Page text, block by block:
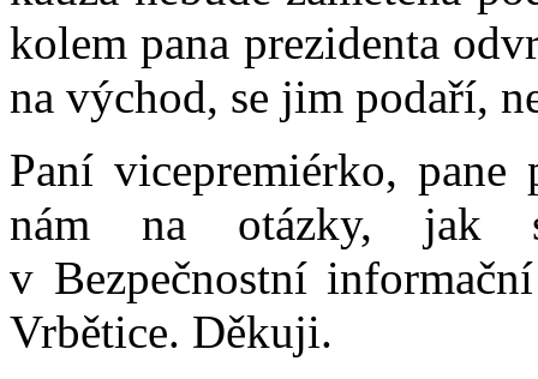
kolem pana prezidenta
na východ, se jim podaří,
Paní vicepremiérko, pane
nám na otázky, jak
v Bezpečnostní
Vrbětice. Děkuji.